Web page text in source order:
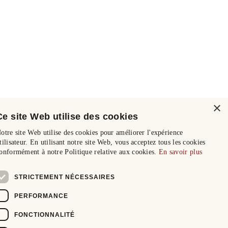
×
site Web utilise des cookies
site Web utilise des cookies pour améliorer l'expérience
En utilisant notre site Web, vous acceptez tous les cookies
à notre Politique relative aux cookies. En savoir plus
STRICTEMENT NÉCESSAIRES
PERFORMANCE
FONCTIONNALITÉ